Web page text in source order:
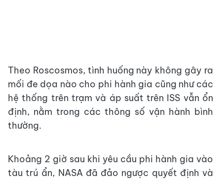
Theo Roscosmos, tình huống này không gây ra
mối đe dọa nào cho phi hành gia cũng như các
hệ thống trên trạm và áp suất trên ISS vẫn ổn
định, nằm trong các thông số vận hành bình
thường.
Khoảng 2 giờ sau khi yêu cầu phi hành gia vào
tàu trú ẩn, NASA đã đảo ngược quyết định và